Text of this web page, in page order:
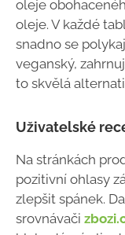
oleje
oleje. V každé
snadno se
veganský,
to skvělá
Uživatelské
Na stránkách
pozitivní ohlasy
zlepšit spánek.
srovnávači